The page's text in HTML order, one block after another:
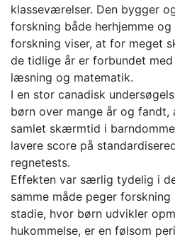
klasseværelser. Den bygger
forskning både herhjemme
forskning viser, at for meget
de tidlige år er forbundet
læsning og matematik.
I en stor canadisk
børn over mange år og fandt,
samlet skærmtid i
lavere score på
regnetests.
Effekten var særlig tydelig i
samme måde peger
stadie, hvor børn udvikler
hukommelse, er en følsom